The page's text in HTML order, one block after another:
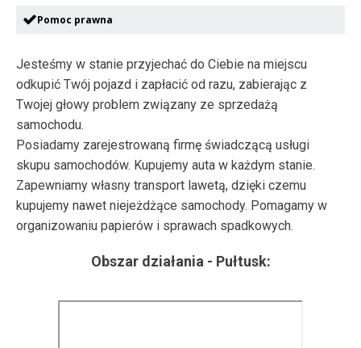
Pomoc prawna
Jesteśmy w stanie przyjechać do Ciebie na miejscu
odkupić Twój pojazd i zapłacić od razu, zabierając z
Twojej głowy problem związany ze sprzedażą
samochodu.
Posiadamy zarejestrowaną firmę świadczącą usługi
skupu samochodów. Kupujemy auta w każdym stanie.
Zapewniamy własny transport lawetą, dzięki czemu
kupujemy nawet niejeżdżące samochody. Pomagamy w
organizowaniu papierów i sprawach spadkowych.
Obszar działania - Pułtusk: